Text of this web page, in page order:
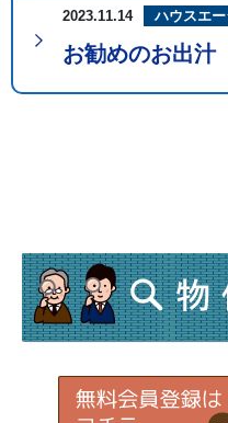
2023.11.14 ハウスエ
お勧めのお出汁